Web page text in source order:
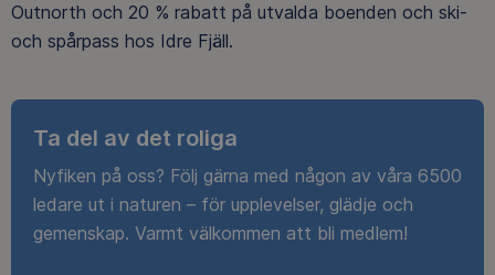
Outnorth och 20 % rabatt på utvalda boenden och ski-
och spårpass hos Idre Fjäll.
Ta del av det roliga
Nyfiken på oss? Följ gärna med någon av våra 6500
ledare ut i naturen – för upplevelser, glädje och
gemenskap. Varmt välkommen att bli medlem!